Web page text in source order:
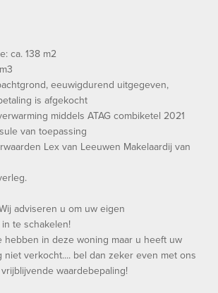
ca. 138 m2
eeuwigdurend uitgegeven,
is afgekocht
middels ATAG combiketel 2021
van toepassing
Lex van Leeuwen Makelaardij van
adviseren u om uw eigen
te schakelen!
hebben in deze woning maar u heeft uw
verkocht.... bel dan zeker even met ons
waardebepaling!